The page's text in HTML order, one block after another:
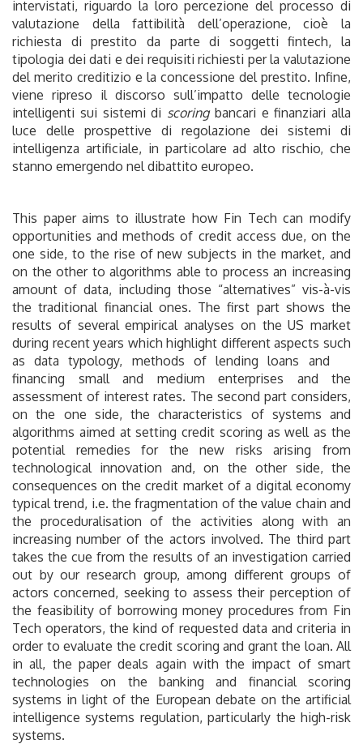
intervistati, riguardo la loro percezione del processo di
valutazione della fattibilità dell’operazione, cioè la
richiesta di prestito da parte di soggetti fintech, la
tipologia dei dati e dei requisiti richiesti per la valutazione
del merito creditizio e la concessione del prestito. Infine,
viene ripreso il discorso sull’impatto delle tecnologie
intelligenti sui sistemi di scoringbancari e finanziari alla
luce delle prospettive di regolazione dei sistemi di
intelligenza artificiale, in particolare ad alto rischio, che
stanno emergendo nel dibattito europeo.
This paper aims to illustrate how Fin Tech can modify
opportunities and methods of credit access due, on the
one side, to the rise of new subjects in the market, and
on the other to algorithms able to process an increasing
amount of data, including those “alternatives” vis-à-vis
the traditional financial ones. The first part shows the
results of several empirical analyses on the US market
during recent years which highlight different aspects such
as data typology, methods of lending loans and
financing small and medium enterprises and the
assessment of interest rates. The second part considers,
on the one side, the characteristics of systems and
algorithms aimed at setting credit scoring as well as the
potential remedies for the new risks arising from
technological innovation and, on the other side, the
consequences on the credit market of a digital economy
typical trend, i.e. the fragmentation of the value chain and
the proceduralisation of the activities along with an
increasing number of the actors involved. The third part
takes the cue from the results of an investigation carried
out by our research group, among different groups of
actors concerned, seeking to assess their perception of
the feasibility of borrowing money procedures from Fin
Tech operators, the kind of requested data and criteria in
order to evaluate the credit scoring and grant the loan. All
in all, the paper deals again with the impact of smart
technologies on the banking and financial scoring
systems in light of the European debate on the artificial
intelligence systems regulation, particularly the high-risk
systems.